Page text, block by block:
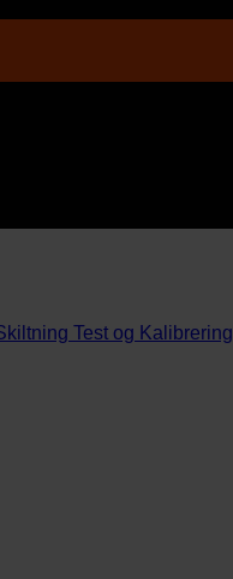
Test og Kalibrering